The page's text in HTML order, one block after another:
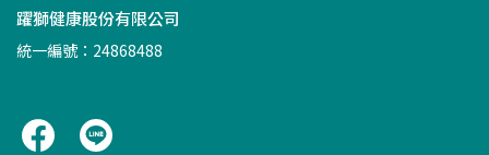
躍獅健康股份有限公司
統一編號：24868488